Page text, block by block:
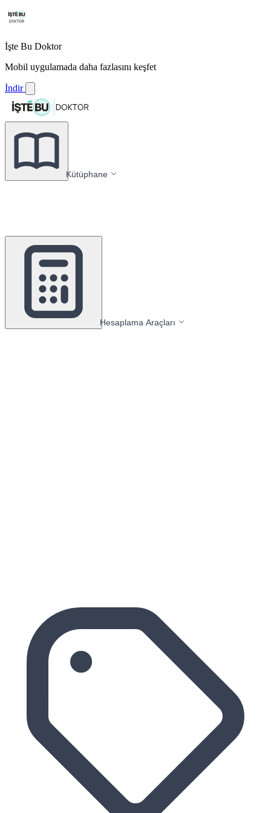
İşte Bu Doktor
Mobil uygulamada daha fazlasını keşfet
İndir
Kütüphane
Hesaplama Araçları